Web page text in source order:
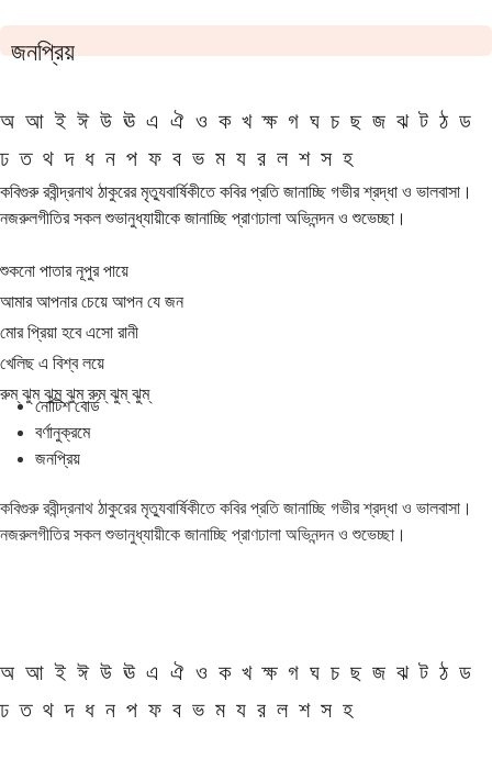
জনপ্রিয়
অ আ ই ঈ উ ঊ এ ঐ ও ক খ ক্ষ গ ঘ চ ছ জ ঝ ট ঠ ড
ঢ ত থ দ ধ ন প ফ ব ভ ম য র ল শ স হ
কবিগুরু রবীন্দ্রনাথ ঠাকুরের মৃত্যুবার্ষিকীতে কবির প্রতি জানাচ্ছি গভীর শ্রদ্ধা ও ভালবাসা।
নজরুলগীতির সকল শুভানুধ্যায়ীকে জানাচ্ছি প্রাণঢালা অভিনন্দন ও শুভেচ্ছা।
শুকনো পাতার নূপুর পায়ে
আমার আপনার চেয়ে আপন যে জন
মোর প্রিয়া হবে এসো রানী
খেলিছ এ বিশ্ব লয়ে
রুম্ ঝুম্ ঝুম্ ঝুম্ রুম্ ঝুম্ ঝুম্
নোটিশ বোর্ড
বর্ণানুক্রমে
জনপ্রিয়
কবিগুরু রবীন্দ্রনাথ ঠাকুরের মৃত্যুবার্ষিকীতে কবির প্রতি জানাচ্ছি গভীর শ্রদ্ধা ও ভালবাসা।
নজরুলগীতির সকল শুভানুধ্যায়ীকে জানাচ্ছি প্রাণঢালা অভিনন্দন ও শুভেচ্ছা।
অ আ ই ঈ উ ঊ এ ঐ ও ক খ ক্ষ গ ঘ চ ছ জ ঝ ট ঠ ড
ঢ ত থ দ ধ ন প ফ ব ভ ম য র ল শ স হ